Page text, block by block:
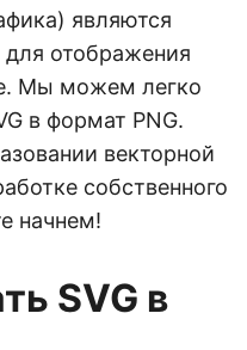
являются
отображения
Мы можем легко
в формат PNG.
векторной
собственного
начнем!
SVG в